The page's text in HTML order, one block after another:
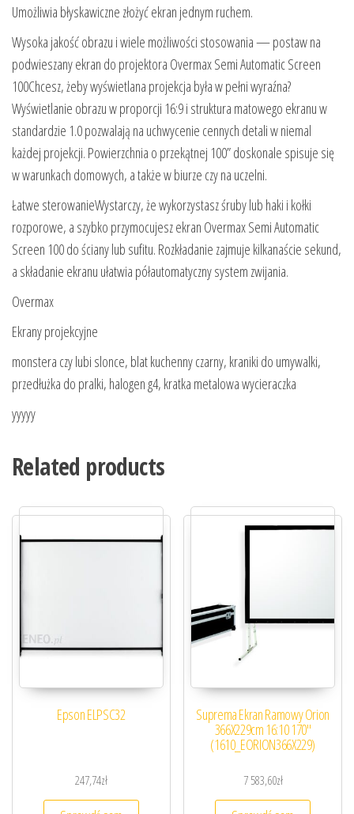
Umożliwia błyskawiczne złożyć ekran jednym ruchem.
Wysoka jakość obrazu i wiele możliwości stosowania — postaw na
podwieszany ekran do projektora Overmax Semi Automatic Screen
100Chcesz, żeby wyświetlana projekcja była w pełni wyraźna?
Wyświetlanie obrazu w proporcji 16:9 i struktura matowego ekranu w
standardzie 1.0 pozwalają na uchwycenie cennych detali w niemal
każdej projekcji. Powierzchnia o przekątnej 100” doskonale spisuje się
w warunkach domowych, a także w biurze czy na uczelni.
Łatwe sterowanieWystarczy, że wykorzystasz śruby lub haki i kołki
rozporowe, a szybko przymocujesz ekran Overmax Semi Automatic
Screen 100 do ściany lub sufitu. Rozkładanie zajmuje kilkanaście sekund,
a składanie ekranu ułatwia półautomatyczny system zwijania.
Overmax
Ekrany projekcyjne
monstera czy lubi slonce, blat kuchenny czarny, kraniki do umywalki,
przedłużka do pralki, halogen g4, kratka metalowa wycieraczka
yyyyy
Related products
Epson ELPSC32
247,74zł
Suprema Ekran Ramowy Orion
366X229cm 16:10 170″
(1610_EORION366X229)
7 583,60zł